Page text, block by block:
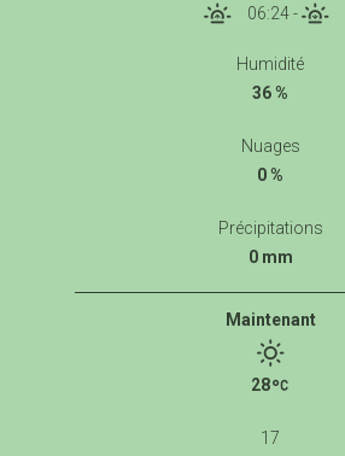
06:24-
Humidité
36 %
Nuages
0 %
Précipitations
0 mm
Maintenant
28
17